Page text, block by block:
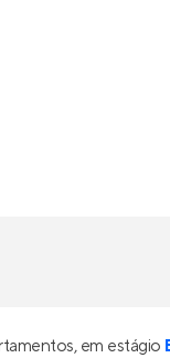
em estágio